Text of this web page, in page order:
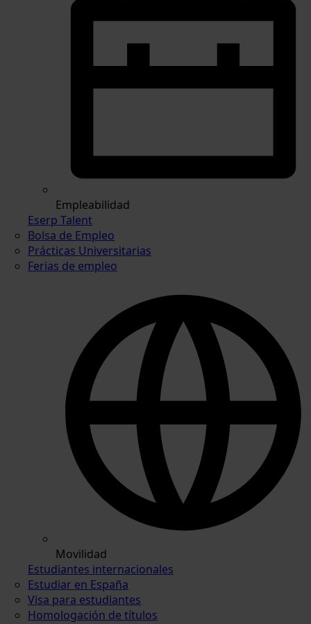
Empleabilidad
Eserp Talent
Bolsa de Empleo
Prácticas Universitarias
Ferias de empleo
Movilidad
Estudiantes internacionales
Estudiar en España
Visa para estudiantes
Homologación de títulos